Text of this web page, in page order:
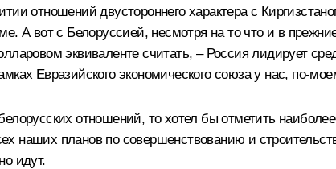
отношений двустороннего характера с
А вот с Белоруссией, несмотря на то что и в
эквиваленте считать, ‒ Россия лидирует
Евразийского экономического союза у нас, по-
отношений, то хотел бы отметить
наших планов по совершенствованию и
идут.